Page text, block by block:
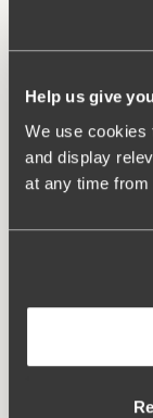
Help us give
We use cookies
and display
at any time from
Relaterte
Viewing image 1
Mix & match
Biarritz bikini
459 NOK579
Viewing image 1
Mix & match
Maya Bikini bh
579 NOK
FAQ